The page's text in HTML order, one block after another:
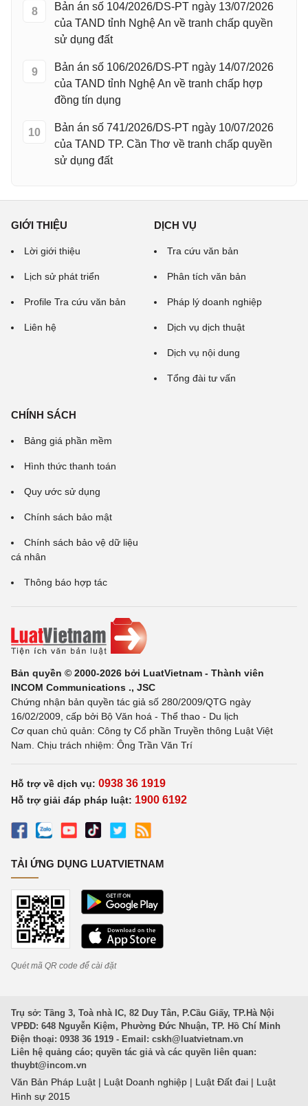
8
Bản án số 104/2026/DS-PT ngày 13/07/2026
của TAND tỉnh Nghệ An về tranh chấp quyền
sử dụng đất
9
Bản án số 106/2026/DS-PT ngày 14/07/2026
của TAND tỉnh Nghệ An về tranh chấp hợp
đồng tín dụng
10
Bản án số 741/2026/DS-PT ngày 10/07/2026
của TAND TP. Cần Thơ về tranh chấp quyền
sử dụng đất
GIỚI THIỆU
Lời giới thiệu
Lịch sử phát triển
Profile Tra cứu văn bản
Liên hệ
DỊCH VỤ
Tra cứu văn bản
Phân tích văn bản
Pháp lý doanh nghiệp
Dịch vụ dịch thuật
Dịch vụ nội dung
Tổng đài tư vấn
CHÍNH SÁCH
Bảng giá phần mềm
Hình thức thanh toán
Quy ước sử dụng
Chính sách bảo mật
Chính sách bảo vệ dữ liệu
cá nhân
Thông báo hợp tác
Bản quyền © 2000-2026 bởi LuatVietnam - Thành viên
INCOM Communications ., JSC
Chứng nhận bản quyền tác giả số 280/2009/QTG ngày
16/02/2009, cấp bởi Bộ Văn hoá - Thể thao - Du lịch
Cơ quan chủ quản: Công ty Cổ phần Truyền thông Luật Việt
Nam. Chịu trách nhiệm: Ông Trần Văn Trí
Hỗ trợ về dịch vụ: 0938 36 1919
Hỗ trợ giải đáp pháp luật: 1900 6192
TẢI ỨNG DỤNG LUATVIETNAM
Quét mã QR code để cài đặt
Trụ sở: Tầng 3, Toà nhà IC, 82 Duy Tân, P.Cầu Giấy, TP.Hà Nội
VPĐD: 648 Nguyễn Kiệm, Phường Đức Nhuận, TP. Hồ Chí Minh
Điện thoại: 0938 36 1919 - Email: cskh@luatvietnam.vn
Liên hệ quảng cáo; quyền tác giả và các quyền liên quan:
thuybt@incom.vn
Văn Bản Pháp Luật | Luật Doanh nghiệp | Luật Đất đai | Luật
Hình sự 2015